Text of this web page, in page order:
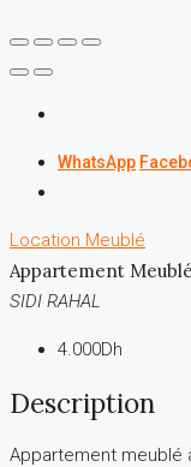
WhatsApp
Location Meublé
Appartement Meublé
SIDI RAHAL
4.000Dh
Description
Appartement meublé